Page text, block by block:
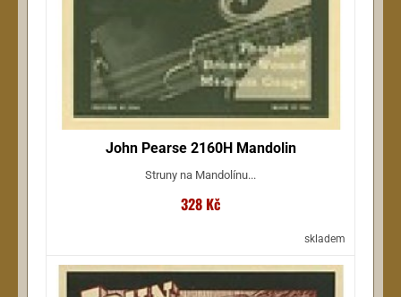
John Pearse 2160H Mandolin
Struny na Mandolínu...
328 Kč
skladem